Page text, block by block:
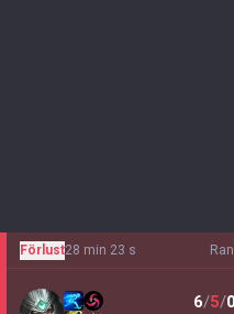
Förlust28 min 23 s
6/5/0